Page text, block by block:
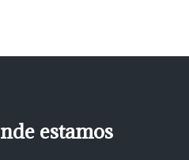
estamos